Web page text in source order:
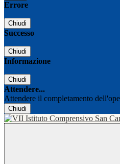
Errore
Chiudi
Successo
Chiudi
Informazione
Chiudi
Attendere...
Attendere il completamento
Chiudi